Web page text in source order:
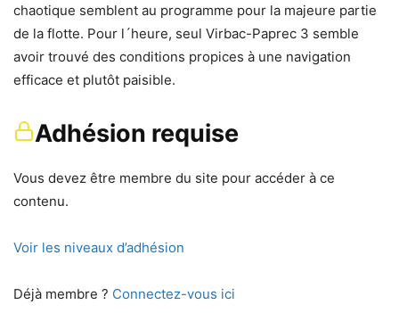
chaotique semblent au programme pour la majeure partie
de la flotte. Pour l´heure, seul Virbac-Paprec 3 semble
avoir trouvé des conditions propices à une navigation
efficace et plutôt paisible.
Adhésion requise
Vous devez être membre du site pour accéder à ce
contenu.
Voir les niveaux d’adhésion
Déjà membre ? Connectez-vous ici